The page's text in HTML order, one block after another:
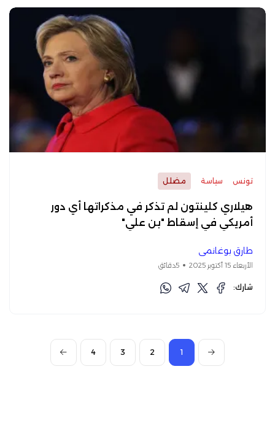
تونس سياسة مضلل
هيلاري كلينتون لم تذكر في مذكراتها أي دور
أمريكي في إسقاط "بن علي"
طارق بوغانمي
الأربعاء 15 أكتوبر 2025 5دقائق
شارك:
1
2
3
4